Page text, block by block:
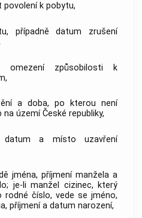
k pobytu,
případně datum zrušení
omezení způsobilosti k
a doba, po kterou není
území České republiky,
datum a místo uzavření
jména, příjmení manžela a
je-li manžel cizinec, který
rodné číslo, vede se jméno,
příjmení a datum narození,